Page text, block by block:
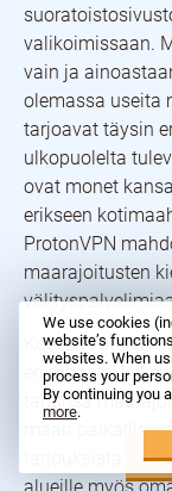
valikoimissaan.
vain ja
olemassa useita
tarjoavat täysin
ulkopuolelta
ovat monet
erikseen
ProtonVPN
maarajoitusten
Koska
eri maasta,
tahansa
maan
tarjouksista.
We use cookies
website’s
websites. When
process your
By continuing you
more.